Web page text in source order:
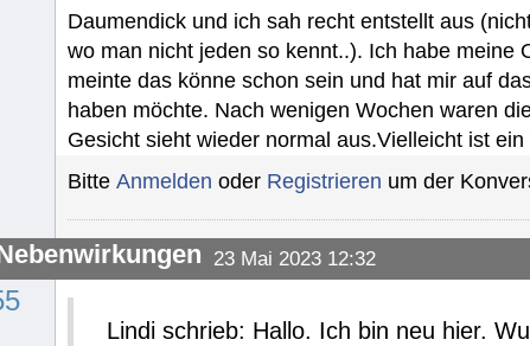
Daumendick und ich sah recht entstellt aus
wo man nicht jeden so kennt..). Ich habe meine
meinte das könne schon sein und hat mir auf
haben möchte. Nach wenigen Wochen waren
Gesicht sieht wieder normal aus.Vielleicht ist
Bitte Anmelden oder Registrieren um der
23 Mai 2023 12:32
Lindi schrieb: Hallo. Ich bin neu hier.